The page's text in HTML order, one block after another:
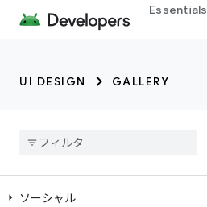
Essentials
UI DESIGN GALLERY
ソーシャル